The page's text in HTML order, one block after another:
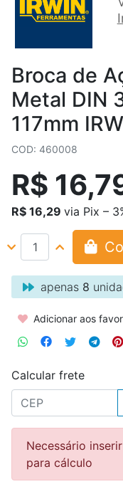
Broca de
Metal DIN
117mm
COD: 460008
R$
R$ 16,29 via Pix –
apenas 8
Adicionar aos
Calcular frete
Necessário
para cálculo